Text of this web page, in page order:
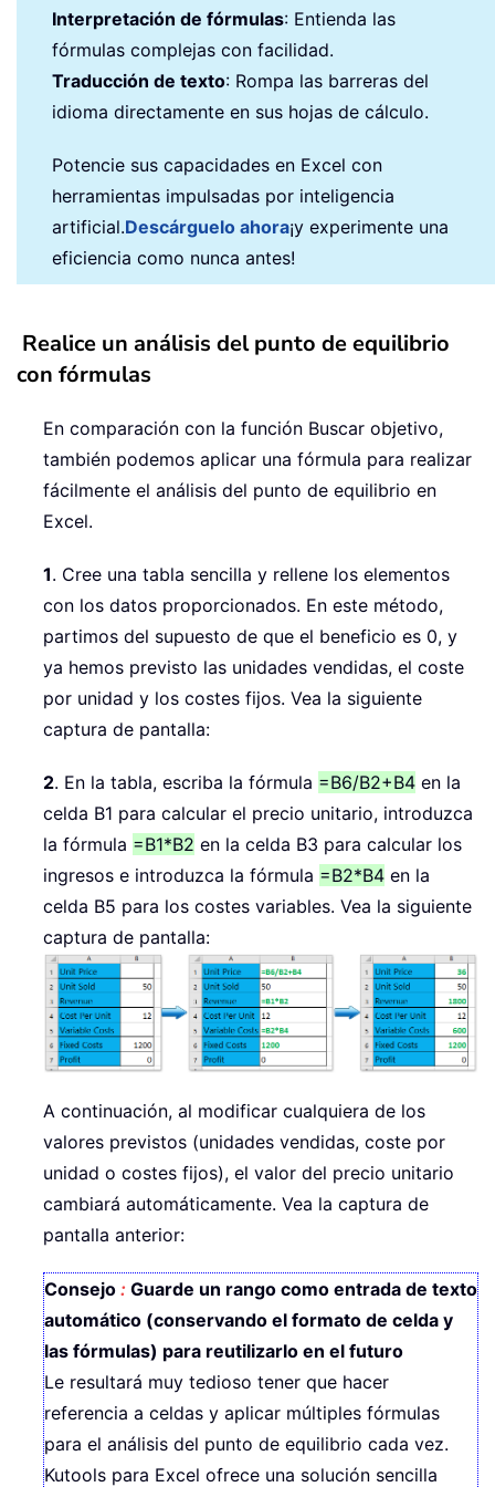
Interpretación de fórmulas: Entienda las
fórmulas complejas con facilidad.
Traducción de texto: Rompa las barreras del
idioma directamente en sus hojas de cálculo.
Potencie sus capacidades en Excel con
herramientas impulsadas por inteligencia
artificial.Descárguelo ahora¡y experimente una
eficiencia como nunca antes!
Realice un análisis del punto de equilibrio
con fórmulas
En comparación con la función Buscar objetivo,
también podemos aplicar una fórmula para realizar
fácilmente el análisis del punto de equilibrio en
Excel.
1. Cree una tabla sencilla y rellene los elementos
con los datos proporcionados. En este método,
partimos del supuesto de que el beneficio es 0, y
ya hemos previsto las unidades vendidas, el coste
por unidad y los costes fijos. Vea la siguiente
captura de pantalla:
2. En la tabla, escriba la fórmula =B6/B2+B4 en la
celda B1 para calcular el precio unitario, introduzca
la fórmula =B1*B2 en la celda B3 para calcular los
ingresos e introduzca la fórmula =B2*B4 en la
celda B5 para los costes variables. Vea la siguiente
captura de pantalla:
A continuación, al modificar cualquiera de los
valores previstos (unidades vendidas, coste por
unidad o costes fijos), el valor del precio unitario
cambiará automáticamente. Vea la captura de
pantalla anterior:
Consejo : Guarde un rango como entrada de texto
automático (conservando el formato de celda y
las fórmulas) para reutilizarlo en el futuro
Le resultará muy tedioso tener que hacer
referencia a celdas y aplicar múltiples fórmulas
para el análisis del punto de equilibrio cada vez.
Kutools para Excel ofrece una solución sencilla